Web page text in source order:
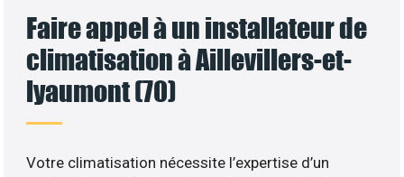
Faire appel à un installateur de
climatisation à Aillevillers-et-
lyaumont (70)
Votre climatisation nécessite l’expertise d’un